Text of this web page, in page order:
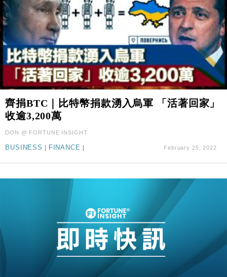
齊捐BTC｜比特幣捐款湧入烏軍 「活著回家」
收逾3,200萬
DON @ FORTUNE INSIGHT
BUSINESS FINANCE February 25, 2022